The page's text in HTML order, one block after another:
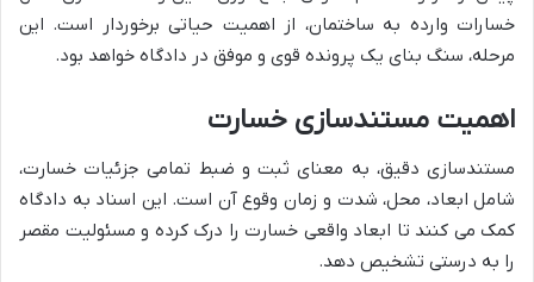
خسارات وارده به ساختمان، از اهمیت حیاتی برخوردار است. این
مرحله، سنگ بنای یک پرونده قوی و موفق در دادگاه خواهد بود.
اهمیت مستندسازی خسارت
مستندسازی دقیق، به معنای ثبت و ضبط تمامی جزئیات خسارت،
شامل ابعاد، محل، شدت و زمان وقوع آن است. این اسناد به دادگاه
کمک می کنند تا ابعاد واقعی خسارت را درک کرده و مسئولیت مقصر
را به درستی تشخیص دهد.